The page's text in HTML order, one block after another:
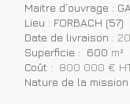
Maitre d’ouvrage :
Lieu : FORBACH (57)
Date de livraison :
Superficie : 600 m²
Coût : 800 000 €
Nature de la mission